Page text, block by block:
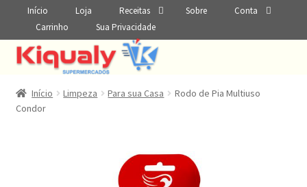
Início Loja Receitas Sobre
Conta
Carrinho
Sua Privacidade
Início Limpeza Para sua Casa
Rodo de Pia Multiuso
Condor